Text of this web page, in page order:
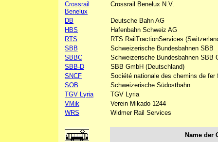
Crossrail
Benelux
Crossrail Benelux N.V.
DB
Deutsche Bahn AG
HBS
Hafenbahn Schweiz AG
RTS
RTS RailTractionServices
SBB
Schweizerische Bundesbahnen SBB
SBBC
Schweizerische Bundesbahnen SBB
SBB-D
SBB GmbH (Deutschland)
SNCF
Société nationale des chemins de fer
SOB
Schweizerische Südostbahn
TGV Lyria
TGV Lyria
VMik
Verein Mikado 1244
WRS
Widmer Rail Services
Name der